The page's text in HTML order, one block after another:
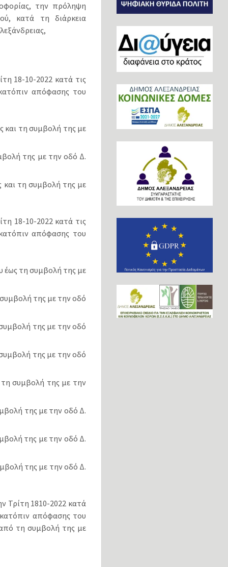
την πρόληψη
κατά τη διάρκεια
18-10-2022 κατά τις
απόφασης του
και τη συμβολή της με
της με την οδό Δ.
και τη συμβολή της με
18-10-2022 κατά τις
απόφασης του
έως τη συμβολή της με
της με την οδό
της με την οδό
της με την οδό
συμβολή της με την
της με την οδό Δ.
της με την οδό Δ.
της με την οδό Δ.
Τρίτη 18­10-2022 κατά
απόφασης του
τη συμβολή της με